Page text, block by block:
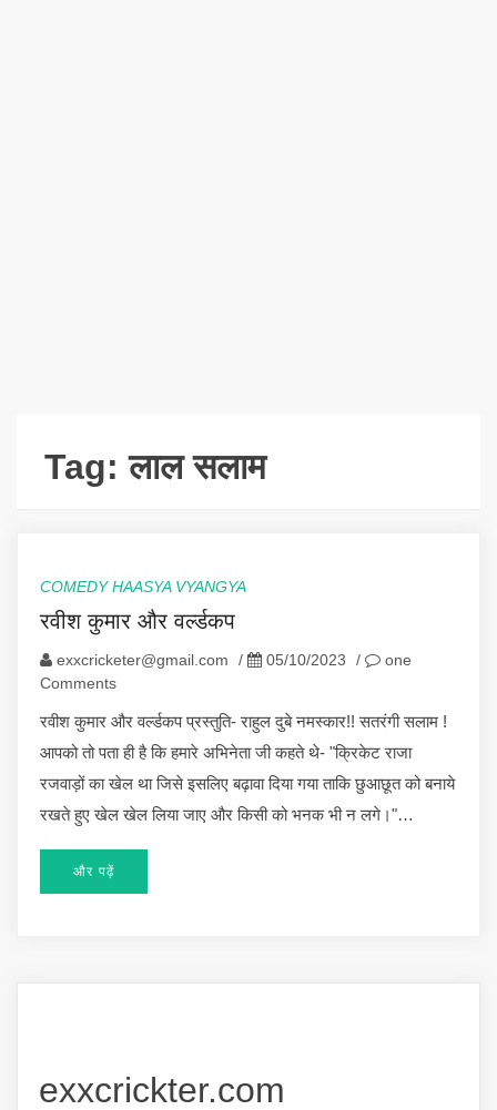
Tag:लाल सलाम
COMEDY HAASYA VYANGYA
रवीश कुमार और वर्ल्डकप
exxcricketer@gmail.com / 05/10/2023 /
one
Comments
रवीश कुमार और वर्ल्डकप प्रस्तुति- राहुल दुबे नमस्कार!! सतरंगी सलाम !
आपको तो पता ही है कि हमारे अभिनेता जी कहते थे- "क्रिकेट राजा
रजवाड़ों का खेल था जिसे इसलिए बढ़ावा दिया गया ताकि छुआछूत को बनाये
रखते हुए खेल खेल लिया जाए और किसी को भनक भी न लगे।"…
और पढ़ें
exxcrickter.com